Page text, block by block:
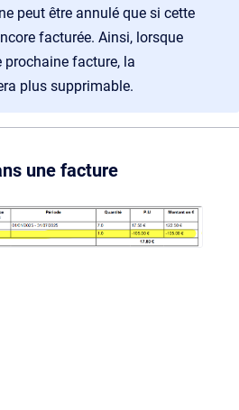
peut être annulé que si cette
facturée. Ainsi, lorsque
prochaine facture, la
plus supprimable.
une facture